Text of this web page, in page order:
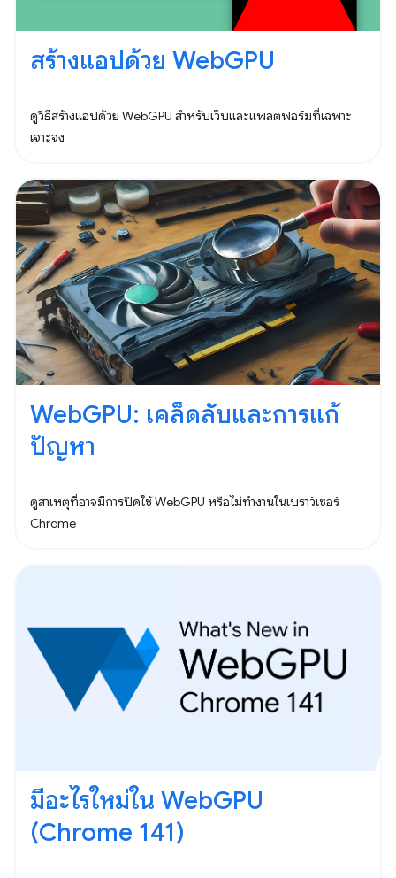
สร้างแอปด้วย WebGPU
ดูวิธีสร้างแอปด้วย WebGPU สําหรับเว็บและแพลตฟอร์มที่เฉพาะ
เจาะจง
WebGPU: เคล็ดลับและการแก้
ปัญหา
ดูสาเหตุที่อาจมีการปิดใช้ WebGPU หรือไม่ทำงานในเบราว์เซอร์
Chrome
มีอะไรใหม่ใน WebGPU
(Chrome 141)